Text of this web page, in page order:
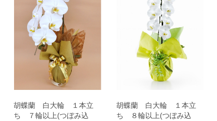
胡蝶蘭 白大輪 １本立
ち ７輪以上(つぼみ込
胡蝶蘭 白大輪 １本立
ち ８輪以上(つぼみ込